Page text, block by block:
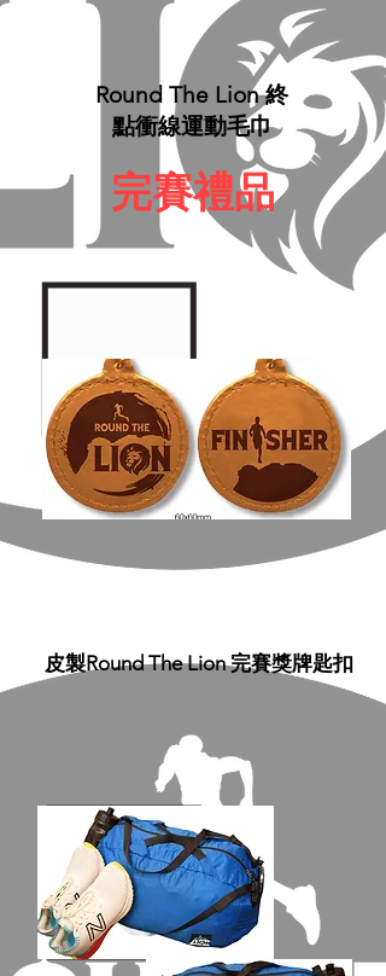
Round The Lion 終
點衝線運動毛巾
完賽禮品
皮製Round The Lion 完賽獎牌匙扣